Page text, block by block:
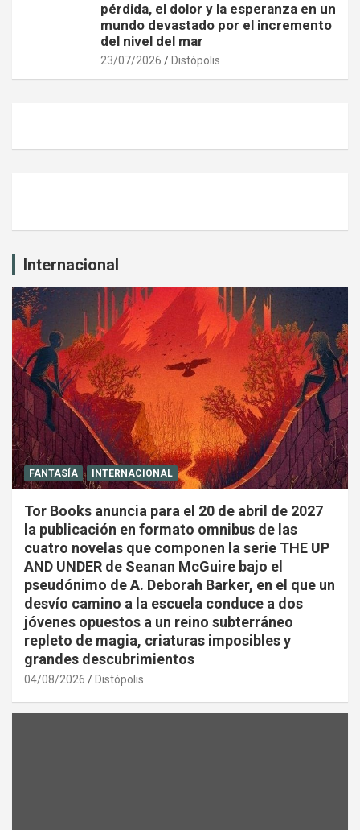
pérdida, el dolor y la esperanza en un
mundo devastado por el incremento
del nivel del mar
23/07/2026 Distópolis
Internacional
FANTASÍA INTERNACIONAL
Tor Books anuncia para el 20 de abril de 2027
la publicación en formato omnibus de las
cuatro novelas que componen la serie THE UP
AND UNDER de Seanan McGuire bajo el
pseudónimo de A. Deborah Barker, en el que un
desvío camino a la escuela conduce a dos
jóvenes opuestos a un reino subterráneo
repleto de magia, criaturas imposibles y
grandes descubrimientos
04/08/2026 Distópolis